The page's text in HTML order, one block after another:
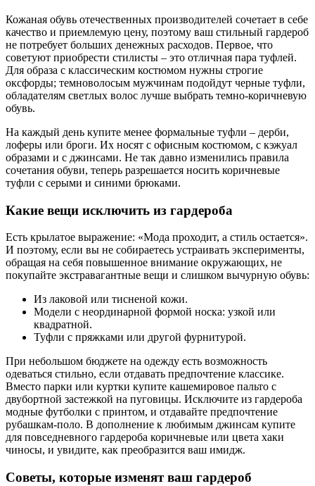
Кожаная обувь отечественных производителей сочетает в себе
качество и приемлемую цену, поэтому ваш стильный гардероб
не потребует больших денежных расходов. Первое, что
советуют приобрести стилисты – это отличная пара туфлей.
Для образа с классическим костюмом нужны строгие
оксфорды; темноволосым мужчинам подойдут черные туфли,
обладателям светлых волос лучше выбрать темно-коричневую
обувь.
На каждый день купите менее формальные туфли – дерби,
лоферы или броги. Их носят с офисным костюмом, с кэжуал
образами и с джинсами. Не так давно изменились правила
сочетания обуви, теперь разрешается носить коричневые
туфли с серыми и синими брюками.
Какие вещи исключить из гардероба
Есть крылатое выражение: «Мода проходит, а стиль остается».
И поэтому, если вы не собираетесь устраивать эксперименты,
обращая на себя повышенное внимание окружающих, не
покупайте экстравагантные вещи и слишком вычурную обувь:
Из лаковой или тисненой кожи.
Модели с неординарной формой носка: узкой или
квадратной.
Туфли с пряжками или другой фурнитурой.
При небольшом бюджете на одежду есть возможность
одеваться стильно, если отдавать предпочтение классике.
Вместо парки или куртки купите кашемировое пальто с
двубортной застежкой на пуговицы. Исключите из гардероба
модные футболки с принтом, и отдавайте предпочтение
рубашкам-поло. В дополнение к любимым джинсам купите
для повседневного гардероба коричневые или цвета хаки
чиносы, и увидите, как преобразится ваш имидж.
Советы, которые изменят ваш гардероб